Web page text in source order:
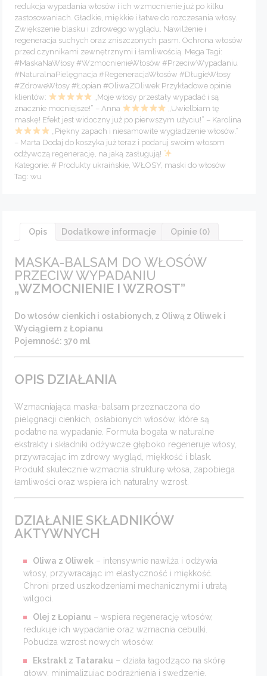
redukcja wypadania włosów i ich wzmocnienie już po kilku
zastosowaniach. Gładkie, miękkie i łatwe do rozczesania włosy.
Zwiększenie blasku i zdrowego wyglądu. Nawilżenie i
regeneracja suchych oraz zniszczonych pasm. Ochrona włosów
przed czynnikami zewnętrznymi i łamliwością. Mega Tagi:
#MaskaNaWłosy #WzmocnienieWłosów #PrzeciwWypadaniu
#NaturalnaPielęgnacja #RegeneracjaWłosów #DługieWłosy
#ZdroweWłosy #Łopian #OliwaZOliwek Przykładowe opinie
klientów:
„Moje włosy przestały wypadać i są
znacznie mocniejsze!” – Anna
„Uwielbiam tę
maskę! Efekt jest widoczny już po pierwszym użyciu!” – Karolina
„Piękny zapach i niesamowite wygładzenie włosów.”
– Marta Dodaj do koszyka już teraz i podaruj swoim włosom
odżywczą regenerację, na jaką zasługują!
Kategorie:# Produkty ukraińskie ,WŁOSY maski do włosów
Tag:wu
Opis Dodatkowe informacje Opinie (0)
MASKA-BALSAM DO WŁOSÓW
PRZECIW WYPADANIU
„WZMOCNIENIE I WZROST”
Do włosów cienkich i osłabionych, z Oliwą z Oliwek i
Wyciągiem z Łopianu
Pojemność: 370 ml
OPIS DZIAŁANIA
Wzmacniająca maska-balsam przeznaczona do
pielęgnacji cienkich, osłabionych włosów, które są
podatne na wypadanie. Formuła bogata w naturalne
ekstrakty i składniki odżywcze głęboko regeneruje włosy,
przywracając im zdrowy wygląd, miękkość i blask.
Produkt skutecznie wzmacnia strukturę włosa, zapobiega
łamliwości oraz wspiera ich naturalny wzrost.
DZIAŁANIE SKŁADNIKÓW
AKTYWNYCH
Oliwa z Oliwek – intensywnie nawilża i odżywia
włosy, przywracając im elastyczność i miękkość.
Chroni przed uszkodzeniami mechanicznymi i utratą
wilgoci.
Olej z Łopianu – wspiera regenerację włosów,
redukuje ich wypadanie oraz wzmacnia cebulki.
Pobudza wzrost nowych włosów.
Ekstrakt z Tataraku – działa łagodząco na skórę
głowy, minimalizując podrażnienia i swędzenie.